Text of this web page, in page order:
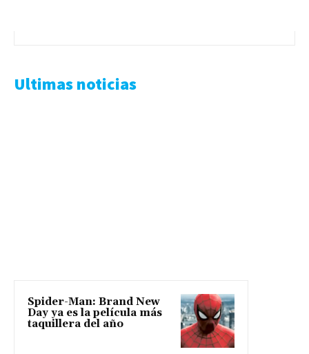
Ultimas noticias
Spider-Man: Brand New
Day ya es la película más
taquillera del año